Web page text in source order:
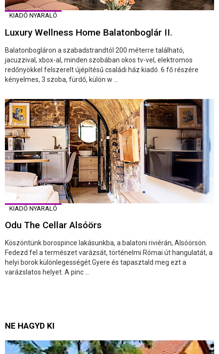
KIADÓ NYARALÓ
Luxury Wellness Home Balatonboglár II.
Balatonbogláron a szabadstrandtól 200 méterre található,
jacuzzival, xbox-al, minden szobában okos tv-vel, elektromos
redőnyökkel felszerelt újépítésű családi ház kiadó. 6 fő részére
kényelmes, 3 szoba, fürdő, külön w ...
KIADÓ NYARALÓ
Odu The Cellar Alsóörs
Köszöntünk borospince lakásunkba, a balatoni riviérán, Alsóörsön.
Fedezd fel a természet varázsát, történelmi Római út hangulatát, a
helyi borok különlegességét.Gyere és tapasztald meg ezt a
varázslatos helyet. A pinc ...
NE HAGYD KI